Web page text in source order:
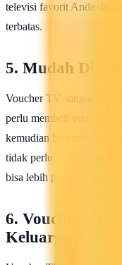
televisi favorit Anda
terbatas.
5. Mudah
Voucher TV sangat
perlu membeli voucher
kemudian bisa
tidak perlu repot-repot
bisa lebih praktis dan
6. Voucher TV,
Keluarga